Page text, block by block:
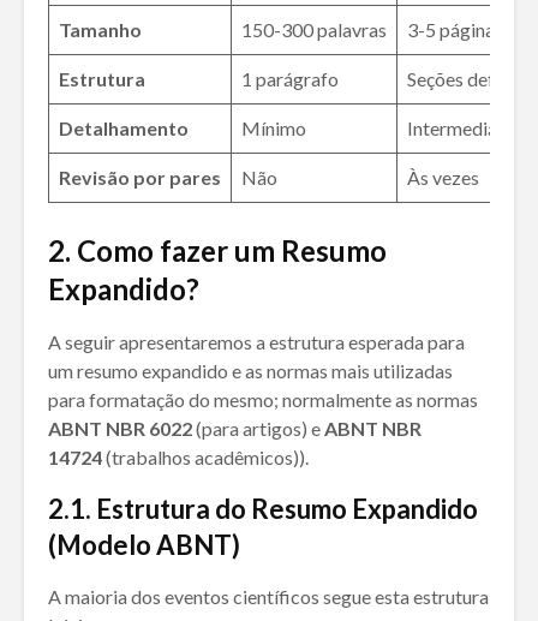
Tamanho 150-300 palavras 3-5 páginas
Estrutura 1 parágrafo Seções
Detalhamento Mínimo Intermediário
Revisão por pares Não Às vezes
2. Como fazer um Resumo
Expandido?
A seguir apresentaremos a estrutura esperada para
um resumo expandido e as normas mais utilizadas
para formatação do mesmo; normalmente as normas
ABNT NBR 6022(para artigos) eABNT NBR
14724(trabalhos acadêmicos)).
2.1. Estrutura do Resumo Expandido
(Modelo ABNT)
A maioria dos eventos científicos segue esta estrutura